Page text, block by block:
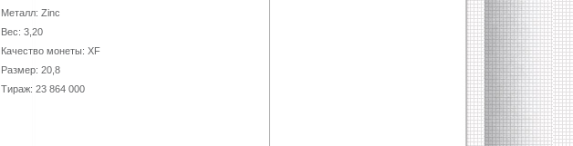
Металл: Zinc
Вес: 3,20
Качество монеты: XF
Размер: 20,8
Тираж: 23 864 000